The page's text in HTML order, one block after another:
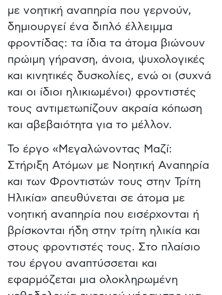
με νοητική αναπηρία που γερνούν,
δημιουργεί ένα διπλό έλλειμμα
φροντίδας: τα ίδια τα άτομα βιώνουν
πρώιμη γήρανση, άνοια, ψυχολογικές
και κινητικές δυσκολίες, ενώ οι (συχνά
και οι ίδιοι ηλικιωμένοι) φροντιστές
τους αντιμετωπίζουν ακραία κόπωση
και αβεβαιότητα για το μέλλον.
Το έργο «Μεγαλώνοντας Μαζί:
Στήριξη Ατόμων με Νοητική Αναπηρία
και των Φροντιστών τους στην Τρίτη
Ηλικία» απευθύνεται σε άτομα με
νοητική αναπηρία που εισέρχονται ή
βρίσκονται ήδη στην τρίτη ηλικία και
στους φροντιστές τους. Στο πλαίσιο
του έργου αναπτύσσεται και
εφαρμόζεται μια ολοκληρωμένη